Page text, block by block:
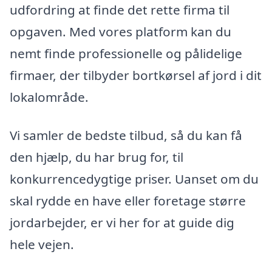
udfordring at finde det rette firma til
opgaven. Med vores platform kan du
nemt finde professionelle og pålidelige
firmaer, der tilbyder bortkørsel af jord i dit
lokalområde.
Vi samler de bedste tilbud, så du kan få
den hjælp, du har brug for, til
konkurrencedygtige priser. Uanset om du
skal rydde en have eller foretage større
jordarbejder, er vi her for at guide dig
hele vejen.